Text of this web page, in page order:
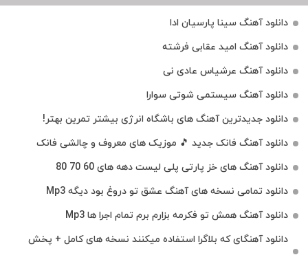
دانلود آهنگ سینا پارسیان ادا
دانلود آهنگ امید عقابی فرشته
دانلود آهنگ عرشیاس عادی نی
دانلود آهنگ سیستمی شوتی سوارا
دانلود جدیدترین آهنگ‌ های باشگاه انرژی بیشتر تمرین بهتر!
دانلود آهنگ فانک جدید 🎵 موزیک‌ های معروف و چالشی فانک
دانلود آهنگ های خز پارتی پلی لیست دهه های 60 70 80
دانلود تمامی نسخه های آهنگ عشق تو دروغ بود دیگه Mp3
دانلود آهنگ همش تو فکرمه بزارم برم تمام اجرا ها Mp3
دانلود آهنگای که بلاگرا استفاده میکنند نسخه های کامل + پخش